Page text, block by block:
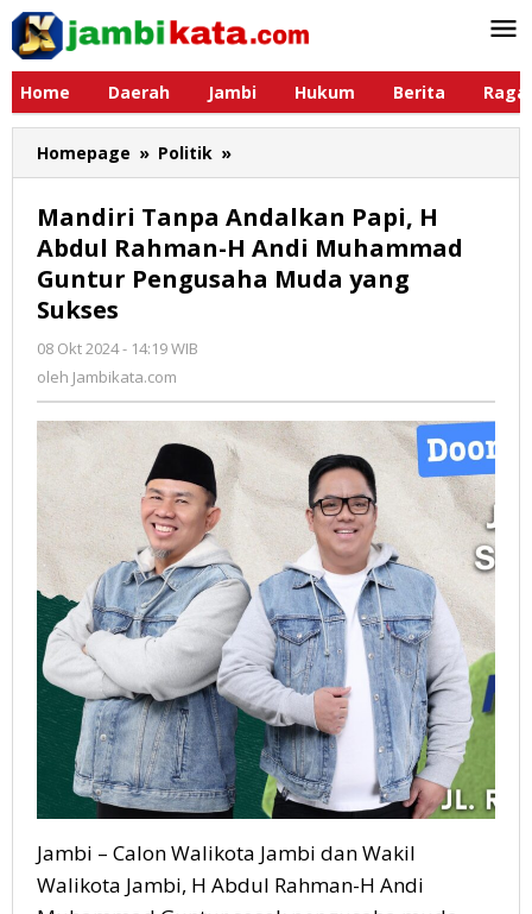
Lewati
konten
Home
Daerah Jambi Hukum Berita
Homepage » Politik »
Tanpa
Andalkan
Papi,
H
Abdul
Guntur
Pengusaha
Muda
yang
Sukses
Mandiri Tanpa Andalkan Papi, H
Abdul Rahman-H Andi Muhammad
Guntur Pengusaha Muda yang
Sukses
08 Okt 2024 - 14:19 WIB
oleh Jambikata.com
Jambi – Calon Walikota Jambi dan Wakil
Walikota Jambi, H Abdul Rahman-H Andi